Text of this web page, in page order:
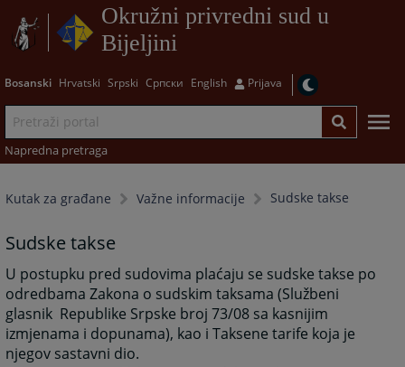
Okružni privredni sud u
Bijeljini
Bosanski Hrvatski Srpski Српски English Prijava
Napredna pretraga
Kutak za građane Važne informacije Sudske takse
Sudske takse
U postupku pred sudovima plaćaju se sudske takse po
odredbama Zakona o sudskim taksama (Službeni
glasnik Republike Srpske broj 73/08 sa kasnijim
izmjenama i dopunama), kao i Taksene tarife koja je
njegov sastavni dio.